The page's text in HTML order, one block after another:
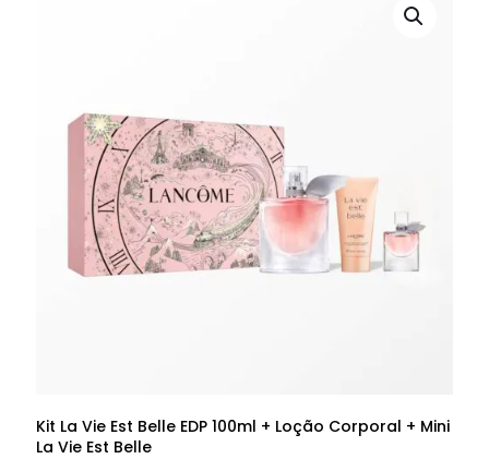
Kit La Vie Est Belle EDP 100ml + Loção Corporal + Mini
La Vie Est Belle